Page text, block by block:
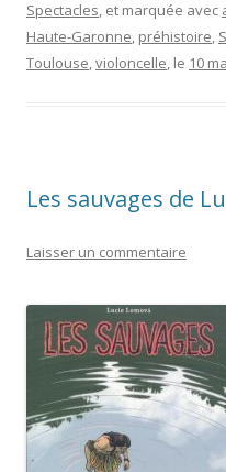
Spectacles, et marquée avec
Haute-Garonne, préhistoire,
Toulouse,violoncelle, le 10
Les sauvages de
Laisser un commentaire